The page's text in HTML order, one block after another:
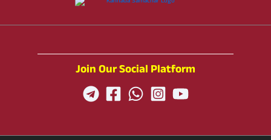
Join Our Social Platform